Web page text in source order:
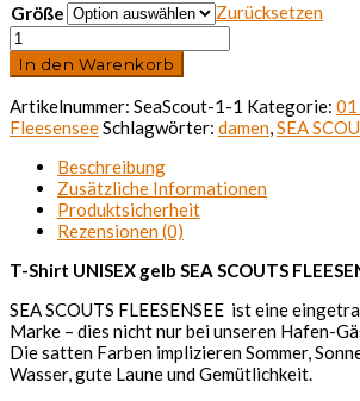
Größe
Zurücksetzen
T-
Shirt
UNISEX
gelb
SEA
SCOUTS
FLEESENSEE
Menge
In den Warenkorb
Artikelnummer: SeaScout-1-1 Kategorie: 01
FleesenseeSchlagwörter: damen,SEA
Beschreibung
Zusätzliche Informationen
Produktsicherheit
Rezensionen (0)
T-Shirt UNISEX gelb SEA SCOUTS
SEA SCOUTS FLEESENSEE ist eine
Marke – dies nicht nur bei unseren Hafen-
Die satten Farben implizieren Sommer,
Wasser, gute Laune und Gemütlichkeit.